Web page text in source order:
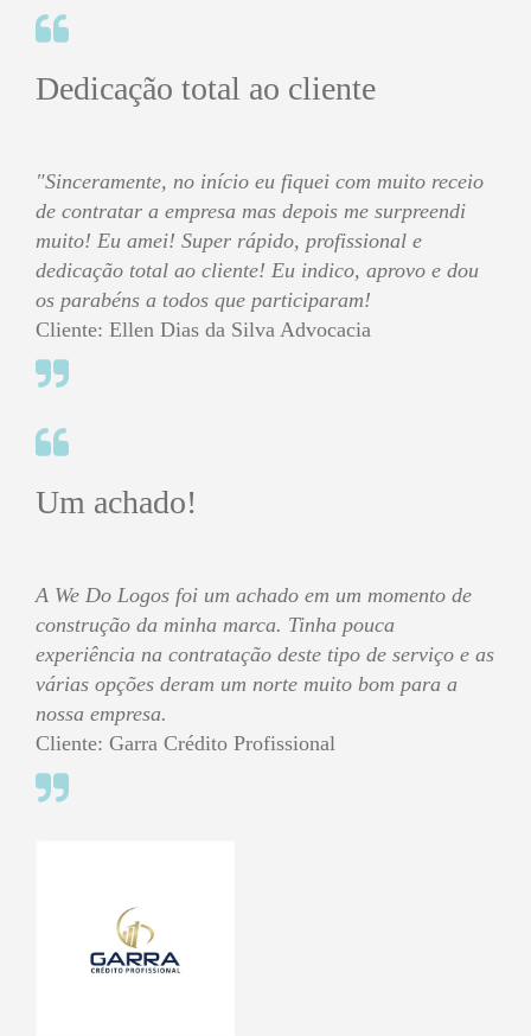
Dedicação total ao cliente
"Sinceramente, no início eu fiquei com muito receio
de contratar a empresa mas depois me surpreendi
muito! Eu amei! Super rápido, profissional e
dedicação total ao cliente! Eu indico, aprovo e dou
os parabéns a todos que participaram!
Cliente: Ellen Dias da Silva Advocacia
Um achado!
A We Do Logos foi um achado em um momento de
construção da minha marca. Tinha pouca
experiência na contratação deste tipo de serviço e as
várias opções deram um norte muito bom para a
nossa empresa.
Cliente: Garra Crédito Profissional